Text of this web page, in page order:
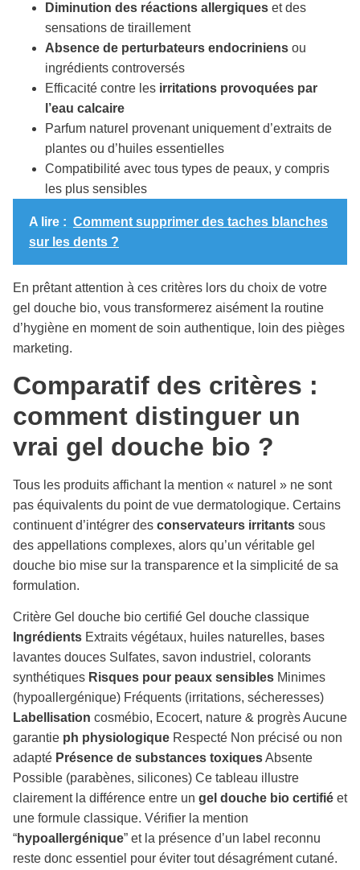
Diminution des réactions allergiques et des
sensations de tiraillement
Absence de perturbateurs endocriniens ou
ingrédients controversés
Efficacité contre les irritations provoquées par
l’eau calcaire
Parfum naturel provenant uniquement d’extraits de
plantes ou d’huiles essentielles
Compatibilité avec tous types de peaux, y compris
les plus sensibles
A lire : Comment supprimer des taches blanches
sur les dents ?
En prêtant attention à ces critères lors du choix de votre
gel douche bio, vous transformerez aisément la routine
d’hygiène en moment de soin authentique, loin des pièges
marketing.
Comparatif des critères :
comment distinguer un
vrai gel douche bio ?
Tous les produits affichant la mention « naturel » ne sont
pas équivalents du point de vue dermatologique. Certains
continuent d’intégrer des conservateurs irritants sous
des appellations complexes, alors qu’un véritable gel
douche bio mise sur la transparence et la simplicité de sa
formulation.
Critère Gel douche bio certifié Gel douche classique
Ingrédients Extraits végétaux, huiles naturelles, bases
lavantes douces Sulfates, savon industriel, colorants
synthétiques Risques pour peaux sensibles Minimes
(hypoallergénique) Fréquents (irritations, sécheresses)
Labellisation cosmébio, Ecocert, nature & progrès Aucune
garantie ph physiologique Respecté Non précisé ou non
adapté Présence de substances toxiquesAbsente
Possible (parabènes, silicones) Ce tableau illustre
clairement la différence entre un gel douche bio certifié et
une formule classique. Vérifier la mention
“hypoallergénique” et la présence d’un label reconnu
reste donc essentiel pour éviter tout désagrément cutané.